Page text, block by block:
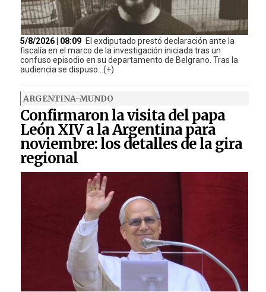
5/8/2026 | 08:09 El exdiputado prestó declaración ante la
fiscalía en el marco de la investigación iniciada tras un
confuso episodio en su departamento de Belgrano. Tras la
audiencia se dispuso...(+)
ARGENTINA-MUNDO
Confirmaron la visita del papa
León XIV a la Argentina para
noviembre: los detalles de la gira
regional